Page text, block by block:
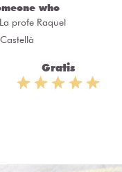
who
La profe Raquel
Gratis